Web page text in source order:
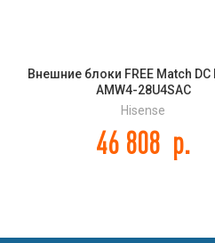
Внешние блоки FREE Match DC
AMW4-28U4SAC
Hisense
46 808 р.